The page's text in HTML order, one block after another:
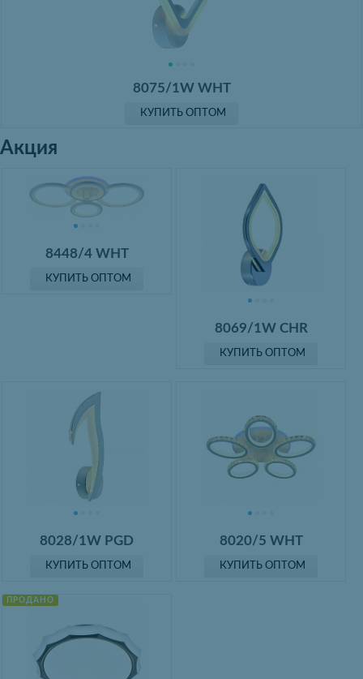
8075/1W WHT
КУПИТЬ ОПТОМ
Акция
8448/4 WHT
КУПИТЬ ОПТОМ
8069/1W CHR
КУПИТЬ ОПТОМ
8028/1W PGD
КУПИТЬ ОПТОМ
8020/5 WHT
КУПИТЬ ОПТОМ
ПРОДАНО